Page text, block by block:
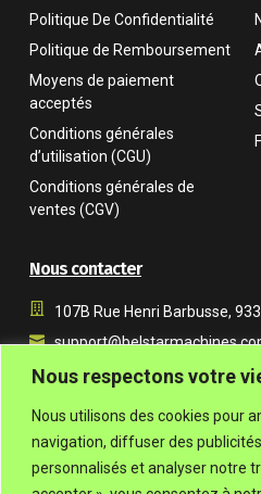
Nous respectons votre
Nous utilisons des cookies pour
navigation, diffuser des
personnalisés et analyser notre
Politique De Confidentialité
Politique de Remboursement
Moyens de paiement
acceptés
Conditions générales
d’utilisation (CGU)
Conditions générales de
ventes (CGV)
Nous contacter
107B Rue Henri Barbusse,
Du lundi au vendredi, de 9 h à